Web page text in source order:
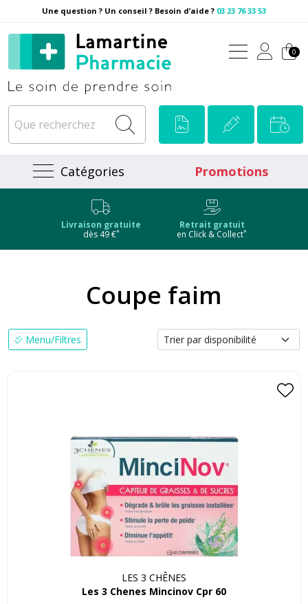
Une question ? Un conseil ? Besoin d’aide ? 03 23 76 33 53
Pharmacie Lamartine
0
Catégories Promotions
Livraison gratuite
dès 49 €*
Retrait gratuit
en Click & Collect*
Coupe faim
Menu/Filtres
LES 3 CHÊNES
Les 3 Chenes Mincinov Cpr 60